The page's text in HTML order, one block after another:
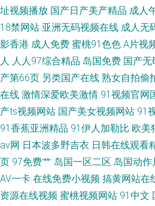
址视频播放 国产日产美产精品 成人
18禁网站 亚洲无码视频在线 成人无
影香港 成人免费 蜜桃91色色 A片视
人 人人97综合精品 岛国免费 国产无
产第66页 另类国产在线 熟女自拍偷
在线 激情深爱欧美激情 91视频官网
产ts视频网站 国产美女视频网站 91
91香蕉亚洲精品 91伊人加勒比 欧美
av网 日本波多野吉衣 日韩在线观看
页 97免费艹 岛国一区二区 岛国动作
AV一卡 在线免费小视频 搞黄网站在
资源在线视频 蜜桃视频网站 91中文